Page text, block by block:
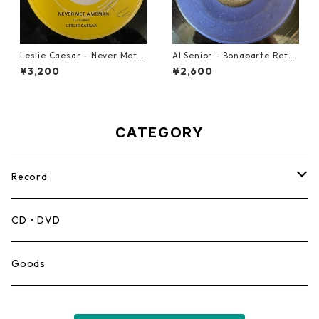
Leslie Caesar - Never Met A
Woman【12-50067】
¥3,200
Al Senior - Bonaparte Retre
at【7-21861】
¥2,600
CATEGORY
Record
Mento,Calypso,Ballad
Ska
CD・DVD
Goods